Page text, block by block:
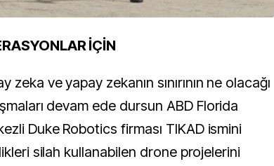
İÇİN
zeka ve yapay zekanın sınırının ne olacağı
devam ede dursun ABD Florida
Duke Robotics firması TIKAD ismini
silah kullanabilen drone projelerini